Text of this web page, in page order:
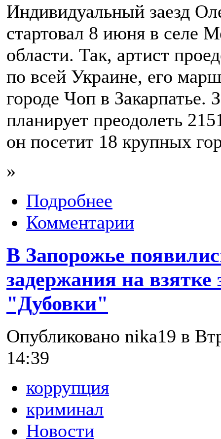
Индивидуальный заезд
стартовал 8 июня в селе
области. Так, артист
по всей Украине, его
городе Чоп в Закарпатье.
планирует преодолеть
он посетит 18 крупных
»
Подробнее
Комментарии
В Запорожье
задержания на взятке
"Дубовки"
Опубликовано nika19 в
14:39
коррупция
криминал
Новости